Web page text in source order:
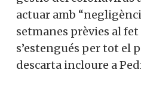
actuar amb
setmanes prèvies al
s’estengués per tot el
descarta incloure a